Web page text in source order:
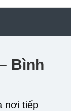
Bình
nơi tiếp